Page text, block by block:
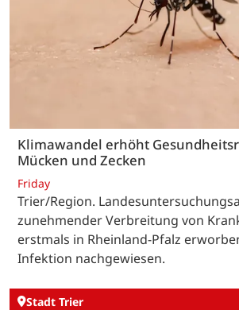
Klimawandel erhöht
Mücken und Zecken
Friday
Trier/Region.
zunehmender Verbreitung von
erstmals in Rheinland-Pfalz
Infektion nachgewiesen.
Stadt Trier